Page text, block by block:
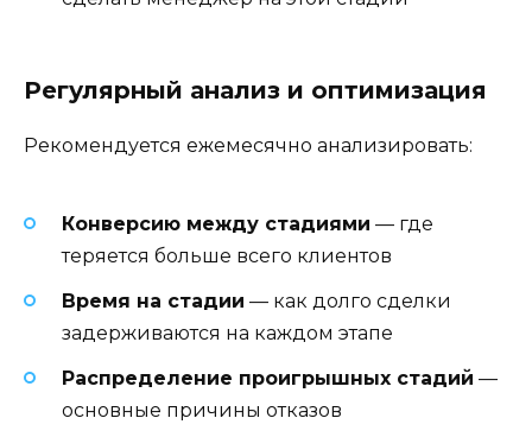
Регулярный анализ и оптимизация
Рекомендуется ежемесячно анализировать:
Конверсию между стадиями — где
теряется больше всего клиентов
Время на стадии — как долго сделки
задерживаются на каждом этапе
Распределение проигрышных стадий —
основные причины отказов